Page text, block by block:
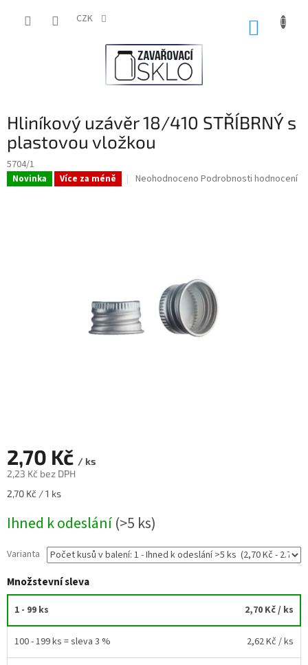
CZK
Hliníkový uzávěr 18/410 STŘÍBRNÝ s
plastovou vložkou
5704/1
Novinka Více za méně
Průměrné
Neohodnoceno Podrobnosti hodnocení
2,70 Kč / ks
2,23 Kč bez DPH
Měrná
2,70 Kč / 1 ks
Ihned k odeslání(>5 ks)
Varianta
Množstevní sleva
1 - 99 ks 2,70 Kč/ ks
100 - 199 ks = sleva 3 % 2,62 Kč / ks